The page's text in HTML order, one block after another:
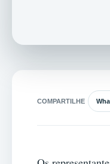
COMPARTILHE